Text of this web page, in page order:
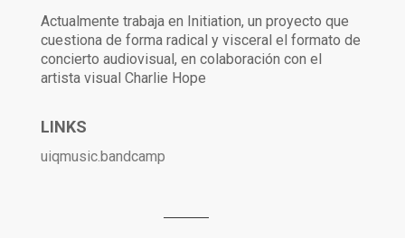
Actualmente trabaja en Initiation, un proyecto que
cuestiona de forma radical y visceral el formato de
concierto audiovisual, en colaboración con el
artista visual Charlie Hope
LINKS
uiqmusic.bandcamp